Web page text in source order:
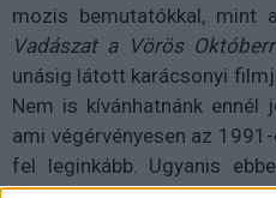
mozis bemutatókkal, mint a
Vadászat a Vörös
unásig látott karácsonyi
Nem is kívánhatnánk ennél
ami végérvényesen az
fel leginkább. Ugyanis